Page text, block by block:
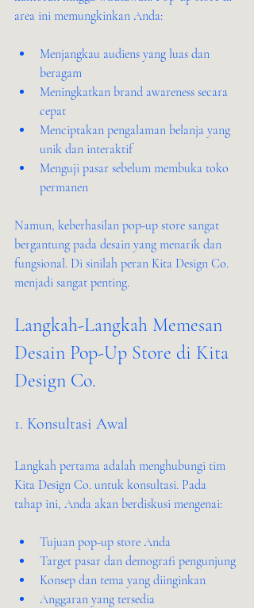
area ini memungkinkan Anda:
Menjangkau audiens yang luas dan
beragam
Meningkatkan brand awareness secara
cepat
Menciptakan pengalaman belanja yang
unik dan interaktif
Menguji pasar sebelum membuka toko
permanen
Namun, keberhasilan pop-up store sangat
bergantung pada desain yang menarik dan
fungsional. Di sinilah peran Kita Design Co.
menjadi sangat penting.
Langkah-Langkah Memesan
Desain Pop-Up Store di Kita
Design Co.
1. Konsultasi Awal
Langkah pertama adalah menghubungi tim
Kita Design Co. untuk konsultasi. Pada
tahap ini, Anda akan berdiskusi mengenai:
Tujuan pop-up store Anda
Target pasar dan demografi pengunjung
Konsep dan tema yang diinginkan
Anggaran yang tersedia